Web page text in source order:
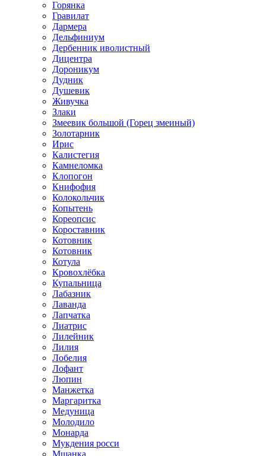
Горянка
Гравилат
Дармера
Дельфиниум
Дербенник иволистный
Дицентра
Дороникум
Дудник
Душевик
Живучка
Злаки
Змеевик большой (Горец змеиный)
Золотарник
Ирис
Калистегия
Камнеломка
Клопогон
Книфофия
Колокольчик
Копытень
Кореопсис
Короставник
Котовник
Котовник
Котула
Кровохлёбка
Купальница
Лабазник
Лаванда
Лапчатка
Лиатрис
Лилейник
Лилия
Лобелия
Лофант
Люпин
Манжетка
Маргаритка
Медуница
Молодило
Монарда
Мукдения росси
Мшанка